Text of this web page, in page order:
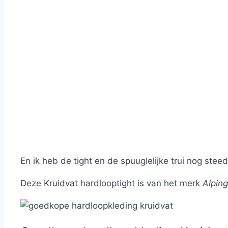
En ik heb de tight en de spuuglelijke trui nog
Deze Kruidvat hardlooptight is van het merk Alping